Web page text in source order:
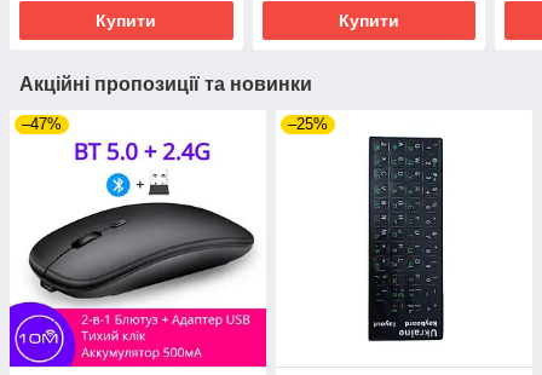
Купити Купити
Акційні пропозиції та новинки
–47% –25%